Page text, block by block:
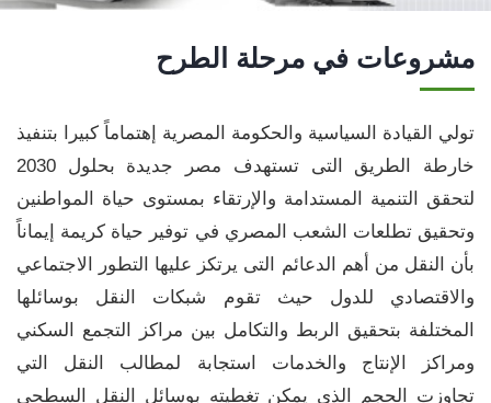
مشروعات في مرحلة الطرح
تولي القيادة السياسية والحكومة المصرية إهتماماً كبيرا بتنفيذ
خارطة الطريق التى تستهدف مصر جديدة بحلول 2030
لتحقق التنمية المستدامة والإرتقاء بمستوى حياة المواطنين
وتحقيق تطلعات الشعب المصري في توفير حياة كريمة إيماناً
بأن النقل من أهم الدعائم التى يرتكز عليها التطور الاجتماعي
والاقتصادي للدول حيث تقوم شبكات النقل بوسائلها
المختلفة بتحقيق الربط والتكامل بين مراكز التجمع السكني
ومراكز الإنتاج والخدمات استجابة لمطالب النقل التي
تجاوزت الحجم الذى يمكن تغطيته بوسائل النقل السطحي